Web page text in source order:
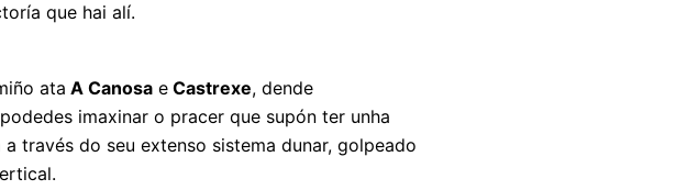
que hai alí.
ata A Canosa e Castrexe, dende
imaxinar o pracer que supón ter unha
través do seu extenso sistema dunar, golpeado